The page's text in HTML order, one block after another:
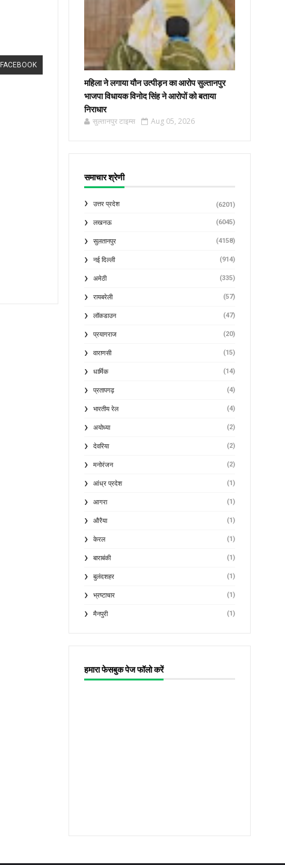
FACEBOOK
महिला ने लगाया यौन उत्पीड़न का आरोप सुल्तानपुर
भाजपा विधायक विनोद सिंह ने आरोपों को बताया
निराधार
सुल्तानपुर टाइम्स Aug 05, 2026
समाचार श्रेणी
उत्तर प्रदेश (6201)
लखनऊ (6045)
सुलतानपुर (4158)
नई दिल्ली (914)
अमेठी (335)
रायबरेली (57)
लॉकडाउन (47)
प्रयागराज (20)
वाराणसी (15)
धार्मिक (14)
प्रतापगढ़ (4)
भारतीय रेल (4)
अयोध्या (2)
देवरिया (2)
मनोरंजन (2)
आंध्र प्रदेश (1)
आगरा (1)
औरैया (1)
केरल (1)
बाराबंकी (1)
बुलंदशहर (1)
भ्रष्टाचार (1)
मैनपुरी (1)
हमारा फेसबुक पेज फॉलो करें